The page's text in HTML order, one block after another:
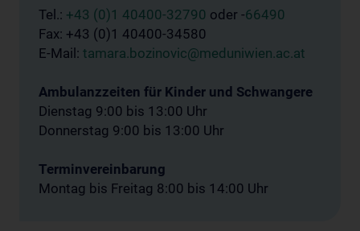
Tel.: +43 (0)1 40400-32790 oder -66490
Fax: +43 (0)1 40400-34580
E-Mail: tamara.bozinovic@meduniwien.ac.at
Ambulanzzeiten für Kinder und Schwangere
Dienstag 9:00 bis 13:00 Uhr
Donnerstag 9:00 bis 13:00 Uhr
Terminvereinbarung
Montag bis Freitag 8:00 bis 14:00 Uhr